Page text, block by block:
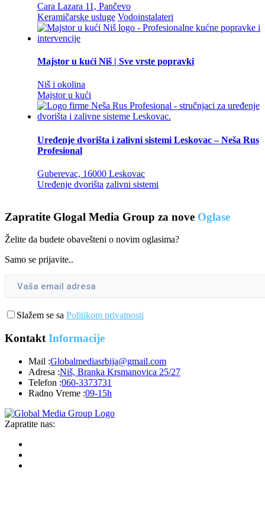
Cara Lazara 11, Pančevo
Keramičarske usluge Vodoinstalateri
Majstor u kući Niš | Sve vrste popravki
Niš i okolina
Majstor u kući
Uređenje dvorišta i zalivni sistemi Leskovac – Neša Rus
Profesional
Guberevac, 16000 Leskovac
Uređenje dvorišta zalivni sistemi
Zapratite Glogal Media Group za nove Oglase
Želite da budete obavešteni o novim oglasima?
Samo se prijavite..
Slažem se sa Politikom privatnosti
Kontakt Informacije
Mail :Globalmediasrbija@gmail.com
Adresa :Niš, Branka Krsmanovica 25/27
Telefon :060-3373731
Radno Vreme :09-15h
Zapratite nas: